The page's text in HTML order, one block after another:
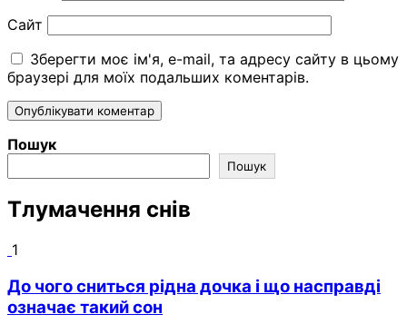
Сайт
Зберегти моє ім'я, e-mail, та адресу сайту в цьому
браузері для моїх подальших коментарів.
Пошук
Пошук
Тлумачення снів
1
До чого сниться рідна дочка і що насправді
означає такий сон